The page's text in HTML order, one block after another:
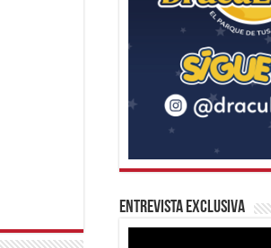
Entrevista Exclusiva